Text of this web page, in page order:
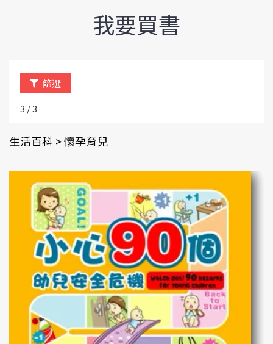
我要買書
篩選
3 / 3
生活百科 > 懷孕育兒